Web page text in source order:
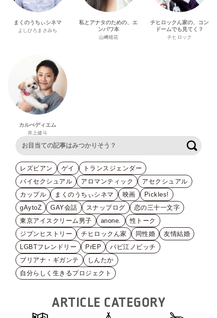
まくのうちぃシネマ
よしひろまさみち
私とアナタのための、エ
ンパワ本
山﨑穂花
チヒロックん家の、コン
ドームでも見てく？
チヒロック
カルぺディエム
井上健斗
レズビアン ゲイ
トランスジェンダー
バイセクシュアル
アロマンティック
アセクシュアル
カップル
まくのうちぃシネマ 映画
Pickles!
gAytoZ
GAY会話 スナップログ
恋の三十一文字
東京アイスクリーム男子
anone.
性トーク
ジブンヒストリー
チヒロックん家 同性婚
友情結婚
LGBTフレンドリー
PrEP
バビ江ノビッチ
ブリアナ・ギガンテ
しんたか
自分らしく生きるプロジェクト
ARTICLE CATEGORY